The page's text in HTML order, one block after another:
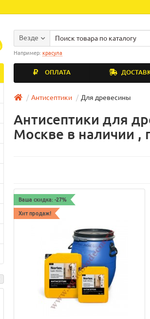
Везде
Например: красула
ОПЛАТА
Антисептики Для древесины
Антисептики для
Москве в наличии ,
Ваша скидка: -27%
Хит продаж!